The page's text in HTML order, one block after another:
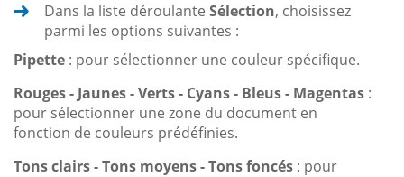
Dans la liste déroulante Sélection, choisissez
parmi les options suivantes :
Pipette : pour sélectionner une couleur spécifique.
Rouges - Jaunes - Verts - Cyans - Bleus - Magentas :
pour sélectionner une zone du document en
fonction de couleurs prédéfinies.
Tons clairs - Tons moyens - Tons foncés : pour